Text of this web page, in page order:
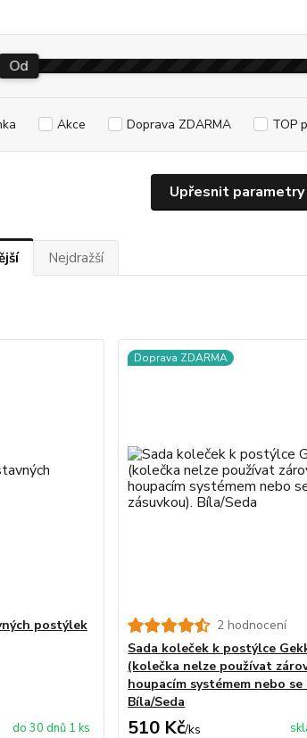
Upřesnit parametry
Od
Akce Doprava ZDARMA TOP
Nejdražší
postýlek
do 30 dnů 1 ks
Doprava ZDARMA
2 hodnocení
Sada koleček k postýlce
(kolečka nelze používat
houpacím systémem nebo se
Bíla/Seda
510 Kč/ks